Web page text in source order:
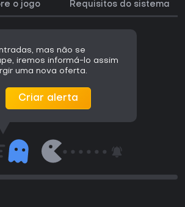
o jogo Requisitos do sistema
mas não se
iremos informá-lo assim
uma nova oferta.
Criar alerta